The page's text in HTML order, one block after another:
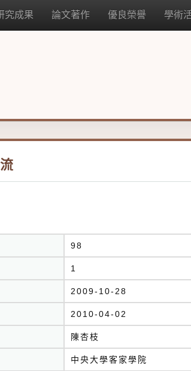
究成果 論文著作 優良榮譽 學術
98
1
2009-10-28
2010-04-02
陳杏枝
中央大學客家學院